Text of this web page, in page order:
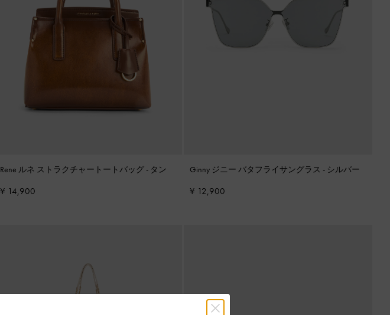
Rene ルネ ストラクチャートートバッグ - タン
¥ 14,900
Ginny ジニー バタフライサングラス - シルバー
¥ 12,900